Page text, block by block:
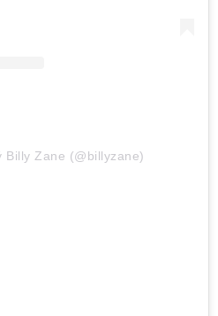
Billy Zane (@billyzane)